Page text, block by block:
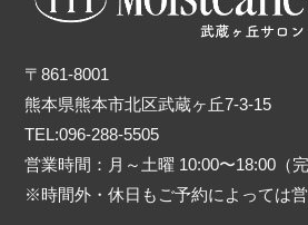
〒861-8001
熊本県熊本市北区武蔵ヶ丘7-3-15
TEL:096-288-5505
営業時間：月～土曜 10:00〜18:00（完
※時間外・休日もご予約によっては営